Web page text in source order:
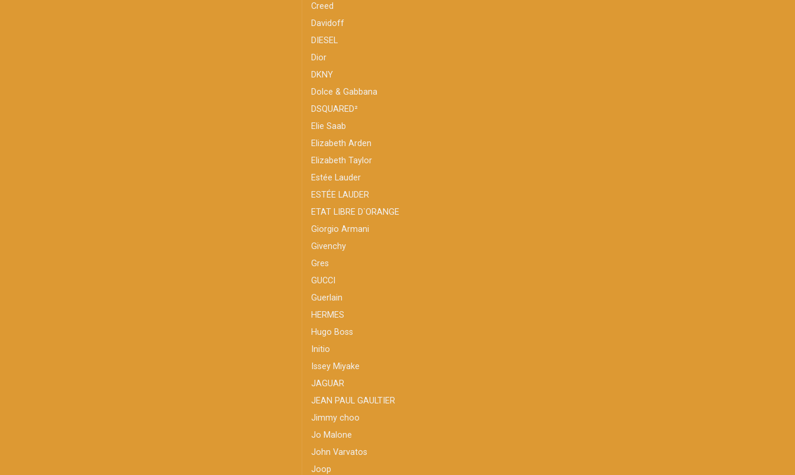
Creed
Davidoff
DIESEL
Dior
DKNY
Dolce & Gabbana
DSQUARED²
Elie Saab
Elizabeth Arden
Elizabeth Taylor
Estée Lauder
ESTÉE LAUDER
ETAT LIBRE D`ORANGE
Giorgio Armani
Givenchy
Gres
GUCCI
Guerlain
HERMES
Hugo Boss
Initio
Issey Miyake
JAGUAR
JEAN PAUL GAULTIER
Jimmy choo
Jo Malone
John Varvatos
Joop